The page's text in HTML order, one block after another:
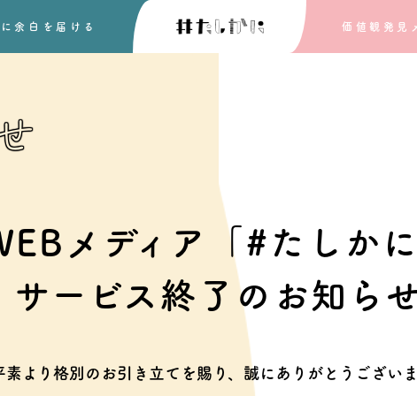
余白を 届ける 価値観発見
メディア「#たしかに
サービス終了のお知ら
素より格別のお引き立てを賜り、 誠にありがとうございま